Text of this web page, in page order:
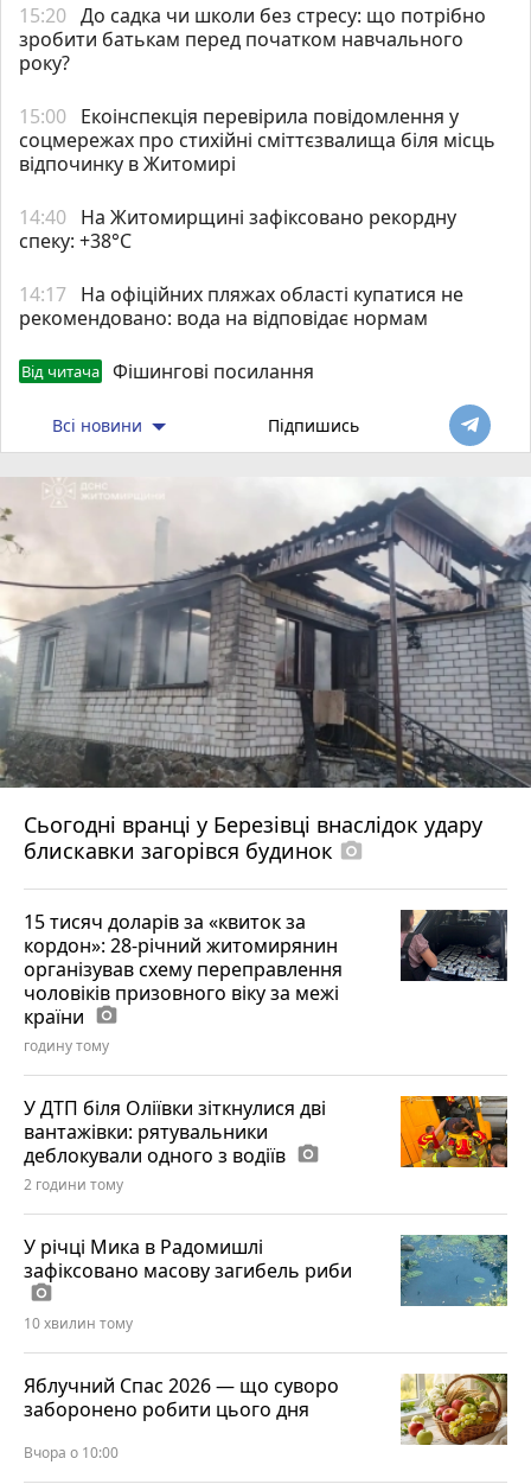
15:20 До садка чи школи без стресу: що потрібно
зробити батькам перед початком навчального
року?
15:00 Екоінспекція перевірила повідомлення у
соцмережах про стихійні сміттєзвалища біля місць
відпочинку в Житомирі
14:40 Н️а Житомирщині зафіксовано рекордну
спеку: +38°C
14:17 На офіційних пляжах області купатися не
рекомендовано: вода на відповідає нормам
Від читача Фішингові посилання
Всі новини Підпишись
Сьогодні вранці у Березівці внаслідок удару
блискавки загорівся будинок photo_camera
15 тисяч доларів за «квиток за
кордон»: 28-річний житомирянин
організував схему переправлення
чоловіків призовного віку за межі
країни photo_camera
годину тому
У ДТП біля Оліївки зіткнулися дві
вантажівки: рятувальники
деблокували одного з водіїв photo_camera
2 години тому
У річці Мика в Радомишлі
зафіксовано масову загибель риби
photo_camera
10 хвилин тому
Яблучний Спас 2026 — що суворо
заборонено робити цього дня
Вчора о 10:00